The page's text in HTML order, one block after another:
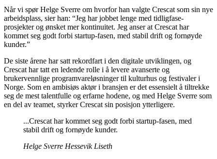
Når vi spør Helge Sverre om hvorfor han valgte Crescat som sin nye
arbeidsplass, sier han: “Jeg har jobbet lenge med tidligfase-
prosjekter og ønsket mer kontinuitet. Jeg anser at Crescat har
kommet seg godt forbi startup-fasen, med stabil drift og fornøyde
kunder.”
De siste årene har satt rekordfart i den digitale utviklingen, og
Crescat har tatt en ledende rolle i å levere avanserte og
brukervennlige programvareløsninger til kulturhus og festivaler i
Norge. Som en ambisiøs aktør i bransjen er det essensielt å tiltrekke
seg de mest talentfulle og erfarne hodene, og med Helge Sverre som
en del av teamet, styrker Crescat sin posisjon ytterligere.
...Crescat har kommet seg godt forbi startup-fasen, med
stabil drift og fornøyde kunder.
Helge Sverre Hessevik Liseth